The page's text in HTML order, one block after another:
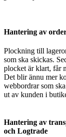
Hantering av
Plockning till
som ska skickas.
plocket är klart, får
Det blir ännu mer
webbordrar som
ut av kunden i
Hantering av
och Logtrade